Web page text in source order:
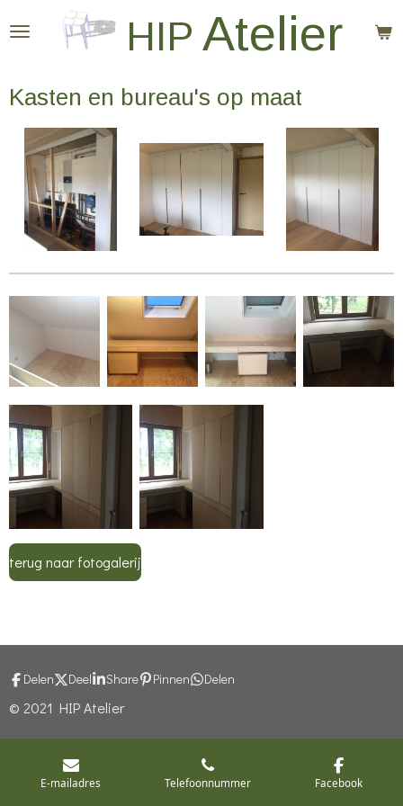
de
HIP Atelier
Kasten en bureau's op maat
terug naar fotogalerij
Delen Deel Share Pinnen Delen
© 2021 HIP Atelier
E-mailadres Telefoonnummer Facebook